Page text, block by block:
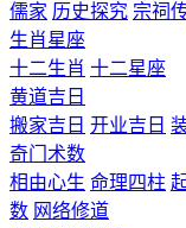
儒家 历史探究 宗祠
生肖星座
十二生肖 十二星座
黄道吉日
搬家吉日 开业吉日
奇门术数
相由心生 命理四柱
数 网络修道